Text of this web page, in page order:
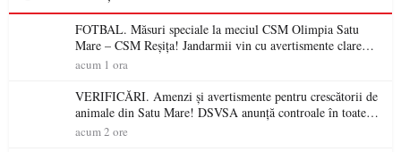
FOTBAL. Măsuri speciale la meciul CSM Olimpia Satu
Mare – CSM Reșița! Jandarmii vin cu avertismente clare
pentru suporteri
acum 1 ora
VERIFICĂRI. Amenzi și avertismente pentru crescătorii de
animale din Satu Mare! DSVSA anunță controale în toate
gospodăriile și face apel la respectarea legii
acum 2 ore